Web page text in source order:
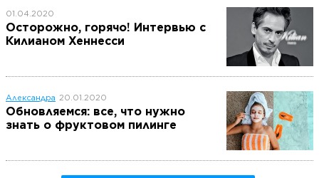
01.04.2020
Осторожно, горячо! Интервью с
Килианом Хеннесси
Александра 20.01.2020
Обновляемся: все, что нужно
знать о фруктовом пилинге